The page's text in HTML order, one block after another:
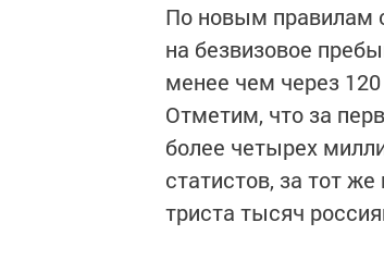
По новым правилам
на безвизовое
менее чем через
Отметим, что за
более четырех
статистов, за тот
триста тысяч